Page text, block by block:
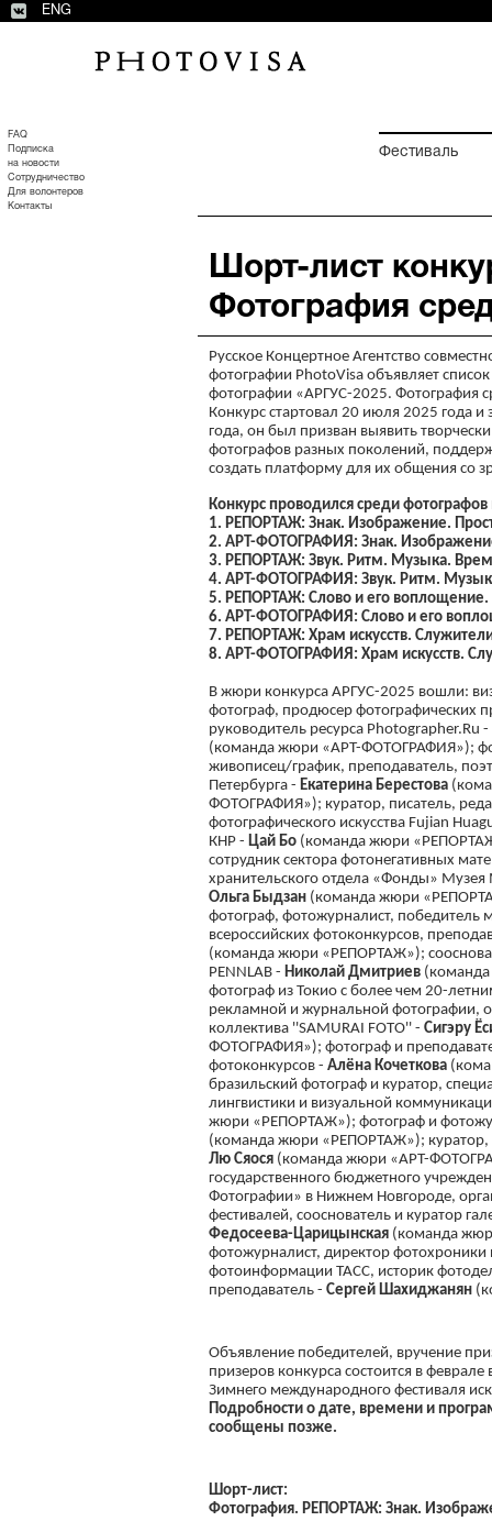
ENG
Фестиваль
FAQ
Подписка
на новости
Сотрудничество
Для волонтеров
Контакты
Шорт-лист
Фотография
Русское Концертное Агентство
фотографии PhotoVisa объявляет
фотографии «АРГУС-2025. Фотография
Конкурс стартовал 20 июля 2025 года
года, он был призван выявить
фотографов разных поколений,
создать платформу для их общения со
Конкурс проводился среди
1. РЕПОРТАЖ: Знак. Изображение.
2. АРТ-ФОТОГРАФИЯ: Знак.
3. РЕПОРТАЖ: Звук. Ритм. Музыка.
4. АРТ-ФОТОГРАФИЯ: Звук. Ритм.
5. РЕПОРТАЖ: Слово и его воплощение.
6. АРТ-ФОТОГРАФИЯ: Слово и его
7. РЕПОРТАЖ: Храм искусств.
8. АРТ-ФОТОГРАФИЯ: Храм искусств.
В жюри конкурса АРГУС-2025 вошли:
фотограф, продюсер фотографических
руководитель ресурса Photographer.Ru -
(команда жюри «АРТ-ФОТОГРАФИЯ»);
живописец/график, преподаватель,
Петербурга - Екатерина Берестова
ФОТОГРАФИЯ»); куратор, писатель,
фотографического искусства Fujian
КНР - Цай Бо (команда жюри
сотрудник сектора фотонегативных
хранительского отдела «Фонды»
Ольга Быдзан (команда жюри
фотограф, фотожурналист, победитель
всероссийских фотоконкурсов,
(команда жюри «РЕПОРТАЖ»);
PENNLAB - Николай Дмитриев
фотограф из Токио с более чем 20-
рекламной и журнальной фотографии,
коллектива ''SAMURAI FOTO'' - Сигэру
ФОТОГРАФИЯ»); фотограф и
фотоконкурсов - Алёна Кочеткова
бразильский фотограф и куратор,
лингвистики и визуальной
жюри «РЕПОРТАЖ»); фотограф и
(команда жюри «РЕПОРТАЖ»); куратор,
Лю Сяося (команда жюри «АРТ-
государственного бюджетного
Фотографии» в Нижнем Новгороде,
фестивалей, сооснователь и куратор
Федосеева-Царицынская (команда
фотожурналист, директор фотохроники
фотоинформации ТАСС, историк
преподаватель - Сергей Шахиджанян
Объявление победителей, вручение
призеров конкурса состоится в
Зимнего международного фестиваля
Подробности о дате, времени и
сообщены позже.
Шорт-лист:
Фотография. РЕПОРТАЖ: Знак.